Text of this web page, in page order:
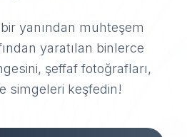
yanından muhteşem
yaratılan binlerce
şeffaf fotoğrafları,
simgeleri keşfedin!